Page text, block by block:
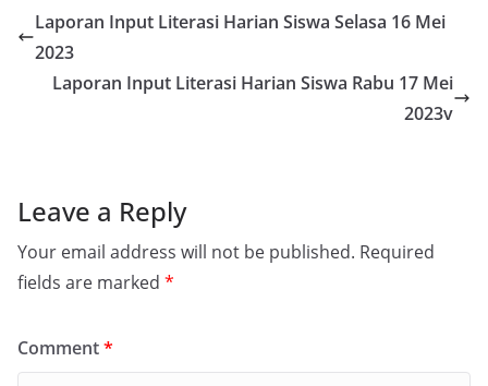
Laporan Input Literasi Harian Siswa Selasa 16 Mei
2023
Laporan Input Literasi Harian Siswa Rabu 17 Mei
2023v
Leave a Reply
Your email address will not be published. Required
fields are marked *
Comment*